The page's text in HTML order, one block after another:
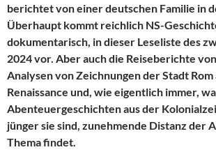
berichtet von einer deutschen Familie in
Überhaupt kommt reichlich NS-
dokumentarisch, in dieser Leseliste des
2024 vor. Aber auch die Reiseberichte
Analysen von Zeichnungen der Stadt Rom
Renaissance und, wie eigentlich immer,
Abenteuergeschichten aus der
jünger sie sind, zunehmende Distanz der
Thema findet.